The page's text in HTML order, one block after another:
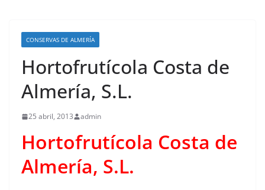
CONSERVAS DE ALMERÍA
Hortofrutícola Costa de
Almería, S.L.
25 abril, 2013 admin
Hortofrutícola Costa de
Almería, S.L.